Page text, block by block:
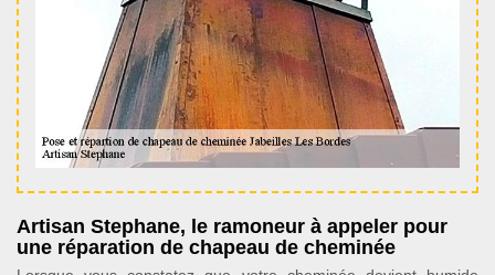
Artisan Stephane, le ramoneur à appeler pour
une réparation de chapeau de cheminée